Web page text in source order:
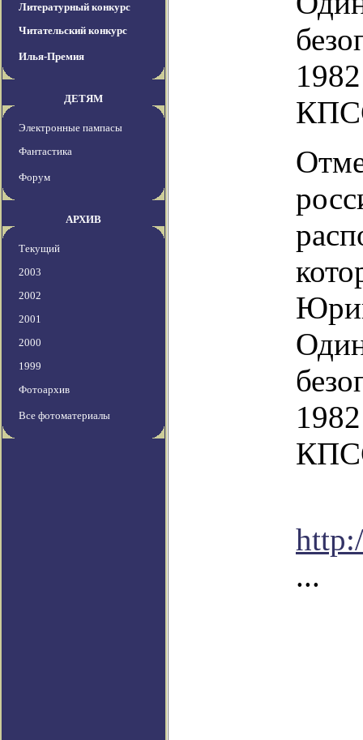
Литературный конкурс
Читательский конкурс
Илья-Премия
ДЕТЯМ
Электронные пампасы
Фантастика
Форум
АРХИВ
Текущий
2003
2002
2001
2000
1999
Фотоархив
Все фотоматериалы
...